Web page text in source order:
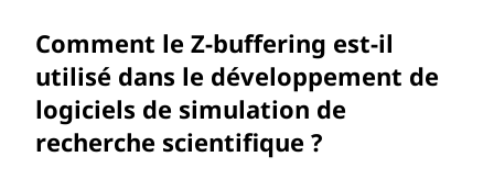
Comment le Z-buffering est-il
utilisé dans le développement de
logiciels de simulation de
recherche scientifique ?